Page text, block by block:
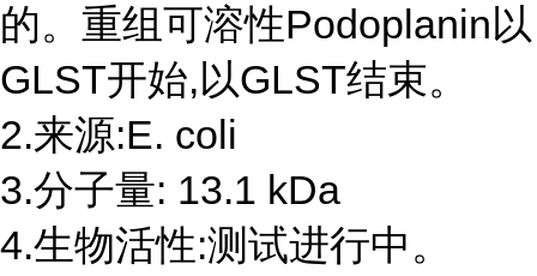
的。重组可溶性Podoplanin以
GLST开始,以GLST结束。
2.来源:E. coli
3.分子量: 13.1 kDa
4.生物活性:测试进行中。